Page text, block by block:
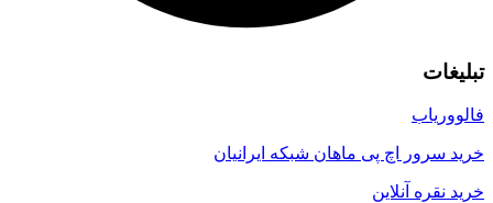
تبلیغات
فالووریاب
خرید سرور اچ پی ماهان شبکه ایرانیان
خرید نقره آنلاین